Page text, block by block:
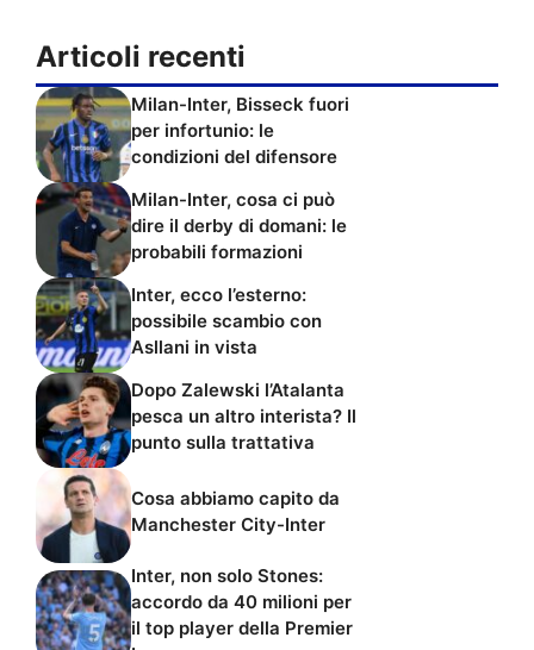
Articoli recenti
Milan-Inter, Bisseck fuori
per infortunio: le
condizioni del difensore
Milan-Inter, cosa ci può
dire il derby di domani: le
probabili formazioni
Inter, ecco l’esterno:
possibile scambio con
Asllani in vista
Dopo Zalewski l’Atalanta
pesca un altro interista? Il
punto sulla trattativa
Cosa abbiamo capito da
Manchester City-Inter
Inter, non solo Stones:
accordo da 40 milioni per
il top player della Premier